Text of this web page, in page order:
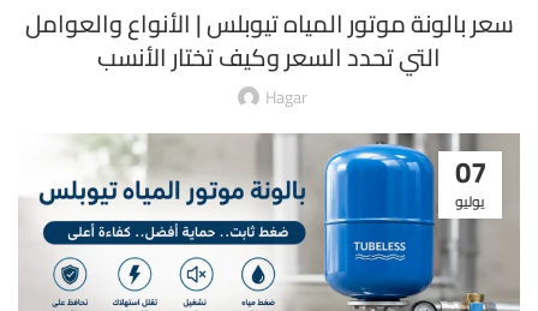
سعر بالونة موتور المياه تيوبلس | الأنواع والعوامل
التي تحدد السعر وكيف تختار الأنسب
Hagar
07
يوليو